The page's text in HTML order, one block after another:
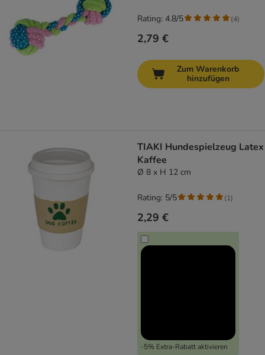
2,79 €
Rating: 4.8/5 (4)
Zum Warenkorb
hinzufügen
TIAKI Hundespielzeug Latex
Kaffee
Ø 8 x H 12 cm
2,29 €
-5% Extra-Rabatt aktivieren
Rating: 5/5 (1)